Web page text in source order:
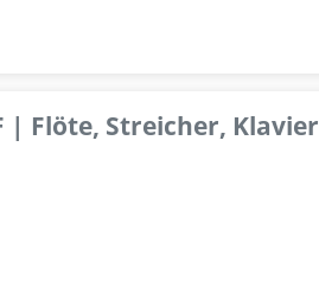
Flöte, Streicher, Klavier